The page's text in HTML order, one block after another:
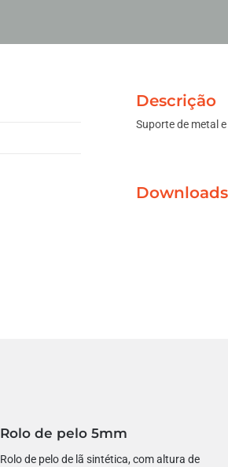
Descrição
Suporte de metal
Downloads
Rolo de pelo 5mm
Rolo de pelo de lã sintética, com altura de